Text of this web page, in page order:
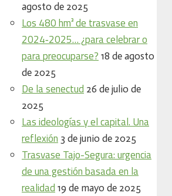
agosto de 2025
Los 480 hm³ de trasvase en
2024‑2025… ¿para celebrar o
para preocuparse? 18 de agosto
de 2025
De la senectud 26 de julio de
2025
Las ideologías y el capital. Una
reflexión 3 de junio de 2025
Trasvase Tajo-Segura: urgencia
de una gestión basada en la
realidad 19 de mayo de 2025